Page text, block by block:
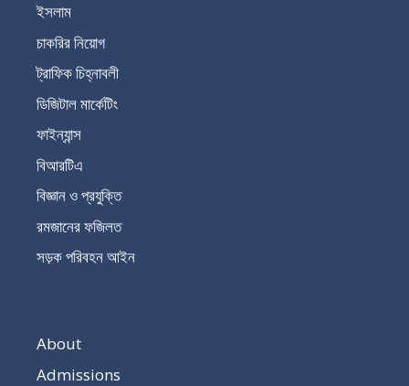
ইসলাম
চাকরির নিয়োগ
ট্রাফিক চিহ্নাবলী
ডিজিটাল মার্কেটিং
ফাইন্যান্স
বিআরটিএ
বিজ্ঞান ও প্রযুক্তি
রমজানের ফজিলত
সড়ক পরিবহন আইন
About
Admissions